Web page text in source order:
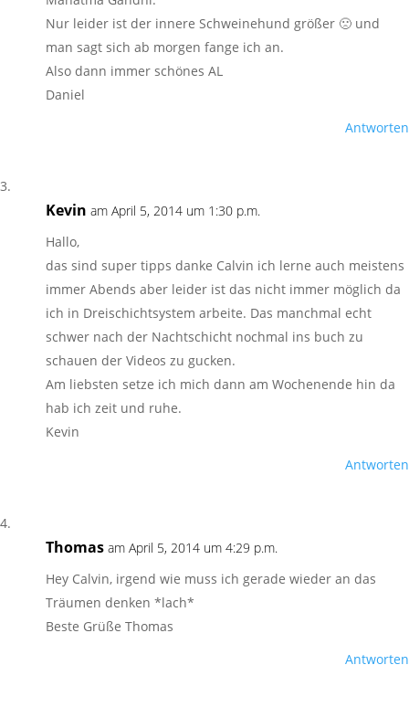
Nur leider ist der innere Schweinehund größer 🙁 und
man sagt sich ab morgen fange ich an.
Also dann immer schönes AL
Daniel
Antworten
Kevin am April 5, 2014 um 1:30 p.m.
Hallo,
das sind super tipps danke Calvin ich lerne auch meistens
immer Abends aber leider ist das nicht immer möglich da
ich in Dreischichtsystem arbeite. Das manchmal echt
schwer nach der Nachtschicht nochmal ins buch zu
schauen der Videos zu gucken.
Am liebsten setze ich mich dann am Wochenende hin da
hab ich zeit und ruhe.
Kevin
Antworten
Thomas am April 5, 2014 um 4:29 p.m.
Hey Calvin, irgend wie muss ich gerade wieder an das
Träumen denken *lach*
Beste Grüße Thomas
Antworten